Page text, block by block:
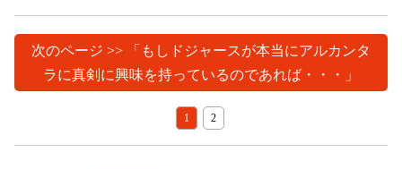
次のページ >> 「もしドジャースが本当にアルカンタ
ラに真剣に興味を持っているのであれば・・・」
1 2